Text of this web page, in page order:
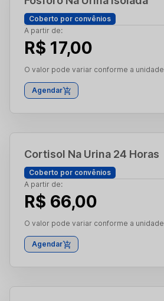
Coberto por convênios
A partir de:
R$ 17,00
O valor pode variar conforme a unidade
Agendar
Cortisol Na Urina 24 Horas
Coberto por convênios
A partir de:
R$ 66,00
O valor pode variar conforme a unidade
Agendar